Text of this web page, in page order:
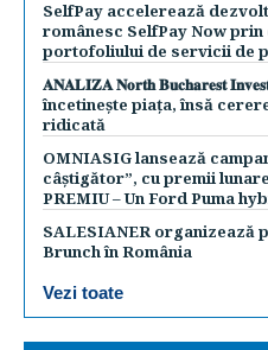
SelfPay accelerează
românesc SelfPay Now
portofoliului de servicii de
𝐀𝐍𝐀𝐋𝐈𝐙𝐀 𝐍𝐨𝐫𝐭𝐡 𝐁𝐮𝐜𝐡𝐚𝐫𝐞𝐬𝐭
încetinește piața, însă
ridicată
OMNIASIG lansează
câștigător”, cu premii
PREMIU – Un Ford Puma
SALESIANER organizează
Brunch în România
Vezi toate